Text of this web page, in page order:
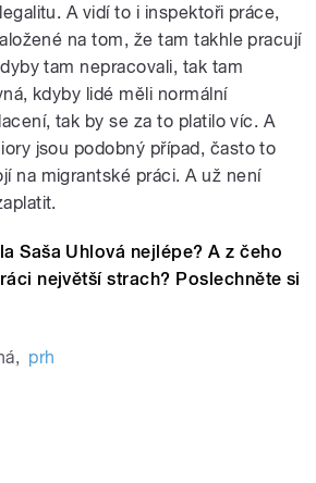
A vidí to i inspektoři práce,
na tom, že tam takhle pracují
tam nepracovali, tak tam
kdyby lidé měli normální
tak by se za to platilo víc. A
jsou podobný případ, často to
na migrantské práci. A už není
Saša Uhlová nejlépe? A z čeho
největší strach? Poslechněte si
, prh